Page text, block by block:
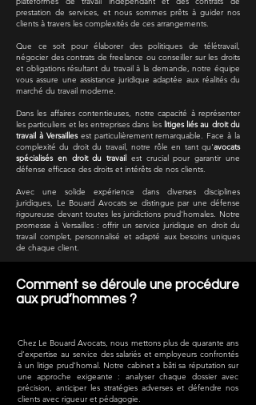
prestation de services, et nous sommes prêts à guider nos
clients à travers les complexités de ces arrangements.
Que ce soit pour élaborer des politiques de télétravail,
négocier des contrats de freelance ou conseiller sur les droits
et obligations résultant du travail à la demande, notre équipe
vous assure une assistance juridique adaptée aux réalités du
marché du travail moderne.
Dans les affaires contentieuses, notre capacité à représenter
les particuliers et les entreprises dans les litiges liés au droit du
travail à Versaillesest particulièrement remarquable. Face à la
complexité du droit du travail, notre rôle en tant qu'avocats
spécialisés en droit du travail est crucial pour garantir une
défense efficace des droits et intérêts de nos clients.
Avec une solide expérience dans diverses disciplines
juridiques, Le Bouard Avocats se distingue par une défense
rigoureuse devant toutes les juridictions prud'homales. Notre
promesse à Versailles : offrir un service juridique en droit du
travail complet, personnalisé et adapté aux besoins uniques
de chaque client.
Comment se déroule une procédure
aux prud’hommes ?
Chez Le Bouard Avocats, nous mettons plus de quarante ans
d’expertise au service des salariés et employeurs confrontés
à un litige prud’homal. Notre cabinet a bâti sa réputation sur
une approche exigeante : analyser chaque dossier avec
précision, anticiper les stratégies adverses et défendre nos
clients avec rigueur et pédagogie.